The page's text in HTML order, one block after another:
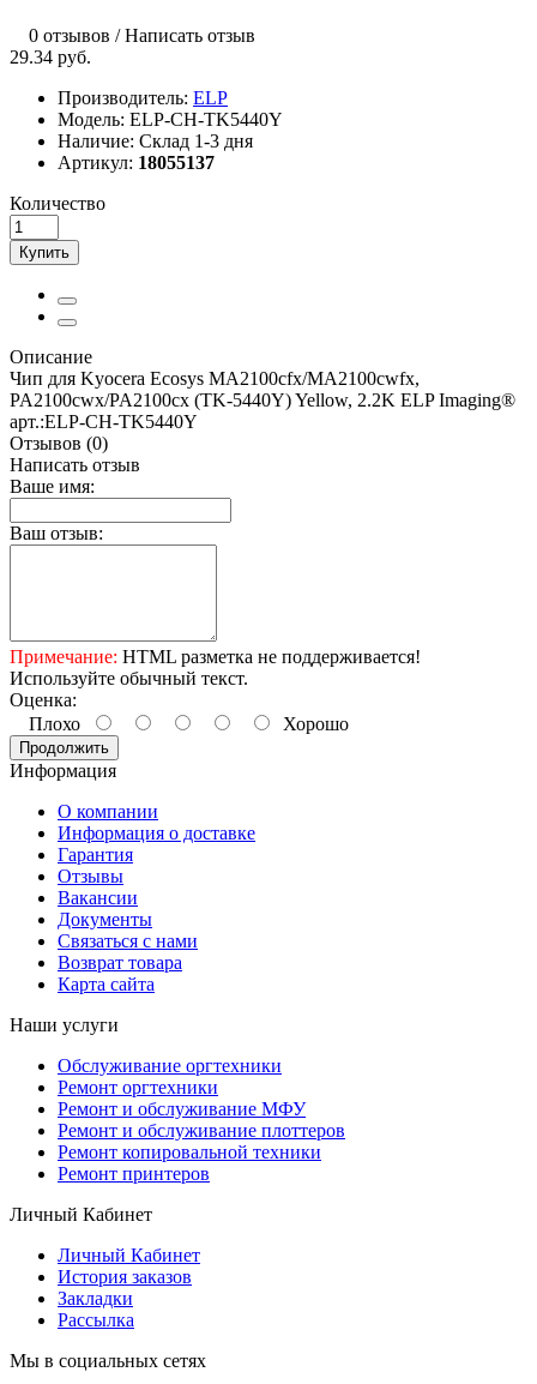
0 отзывов /Написать отзыв
29.34 руб.
Производитель: ELP
Модель: ELP-CH-TK5440Y
Наличие: Склад 1-3 дня
Артикул: 18055137
Количество
Купить
Описание
Чип для Kyocera Ecosys MA2100cfx/MA2100cwfx,
PA2100cwx/PA2100cx (TK-5440Y) Yellow, 2.2K ELP Imaging®
арт.:ELP-CH-TK5440Y
Отзывов (0)
Написать отзыв
Ваше имя:
Ваш отзыв:
Примечание: HTML разметка не поддерживается!
Используйте обычный текст.
Оценка:
Плохо
Хорошо
Продолжить
Информация
О компании
Информация о доставке
Гарантия
Отзывы
Вакансии
Документы
Связаться с нами
Возврат товара
Карта сайта
Наши услуги
Обслуживание оргтехники
Ремонт оргтехники
Ремонт и обслуживание МФУ
Ремонт и обслуживание плоттеров
Ремонт копировальной техники
Ремонт принтеров
Личный Кабинет
Личный Кабинет
История заказов
Закладки
Рассылка
Мы в социальных сетях